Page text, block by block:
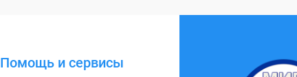
Помощь и сервисы